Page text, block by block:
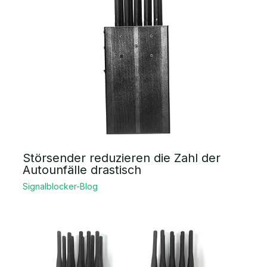
Störsender reduzieren die Zahl der
Autounfälle drastisch
Signalblocker-Blog